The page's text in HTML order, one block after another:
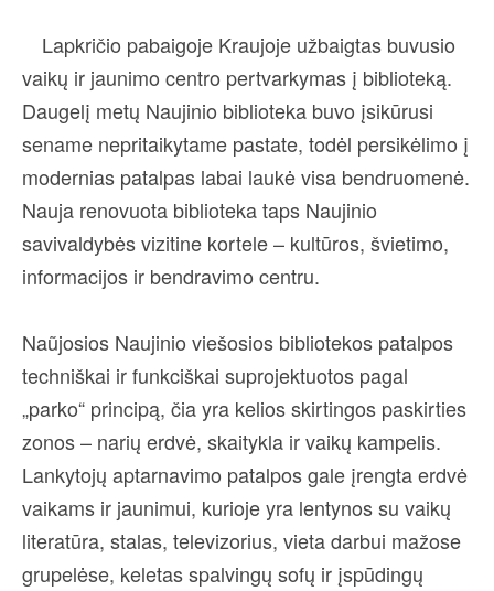
Lapkričio pabaigoje Kraujoje užbaigtas buvusio
vaikų ir jaunimo centro pertvarkymas į biblioteką.
Daugelį metų Naujinio biblioteka buvo įsikūrusi
sename nepritaikytame pastate, todėl persikėlimo į
modernias patalpas labai laukė visa bendruomenė.
Nauja renovuota biblioteka taps Naujinio
savivaldybės vizitine kortele – kultūros, švietimo,
informacijos ir bendravimo centru.
Naũjosios Naujinio viešosios bibliotekos patalpos
techniškai ir funkciškai suprojektuotos pagal
„parko“ principą, čia yra kelios skirtingos paskirties
zonos – narių erdvė, skaitykla ir vaikų kampelis.
Lankytojų aptarnavimo patalpos gale įrengta erdvė
vaikams ir jaunimui, kurioje yra lentynos su vaikų
literatūra, stalas, televizorius, vieta darbui mažose
grupelėse, keletas spalvingų sofų ir įspūdingų